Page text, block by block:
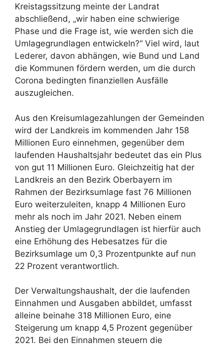
Kreistagssitzung meinte der Landrat
abschließend, „wir haben eine schwierige
Phase und die Frage ist, wie werden sich die
Umlagegrundlagen entwickeln?“ Viel wird, laut
Lederer, davon abhängen, wie Bund und Land
die Kommunen fördern werden, um die durch
Corona bedingten finanziellen Ausfälle
auszugleichen.
Aus den Kreisumlagezahlungen der Gemeinden
wird der Landkreis im kommenden Jahr 158
Millionen Euro einnehmen, gegenüber dem
laufenden Haushaltsjahr bedeutet das ein Plus
von gut 11 Millionen Euro. Gleichzeitig hat der
Landkreis an den Bezirk Oberbayern im
Rahmen der Bezirksumlage fast 76 Millionen
Euro weiterzuleiten, knapp 4 Millionen Euro
mehr als noch im Jahr 2021. Neben einem
Anstieg der Umlagegrundlagen ist hierfür auch
eine Erhöhung des Hebesatzes für die
Bezirksumlage um 0,3 Prozentpunkte auf nun
22 Prozent verantwortlich.
Der Verwaltungshaushalt, der die laufenden
Einnahmen und Ausgaben abbildet, umfasst
alleine beinahe 318 Millionen Euro, eine
Steigerung um knapp 4,5 Prozent gegenüber
2021. Bei den Einnahmen steuern die